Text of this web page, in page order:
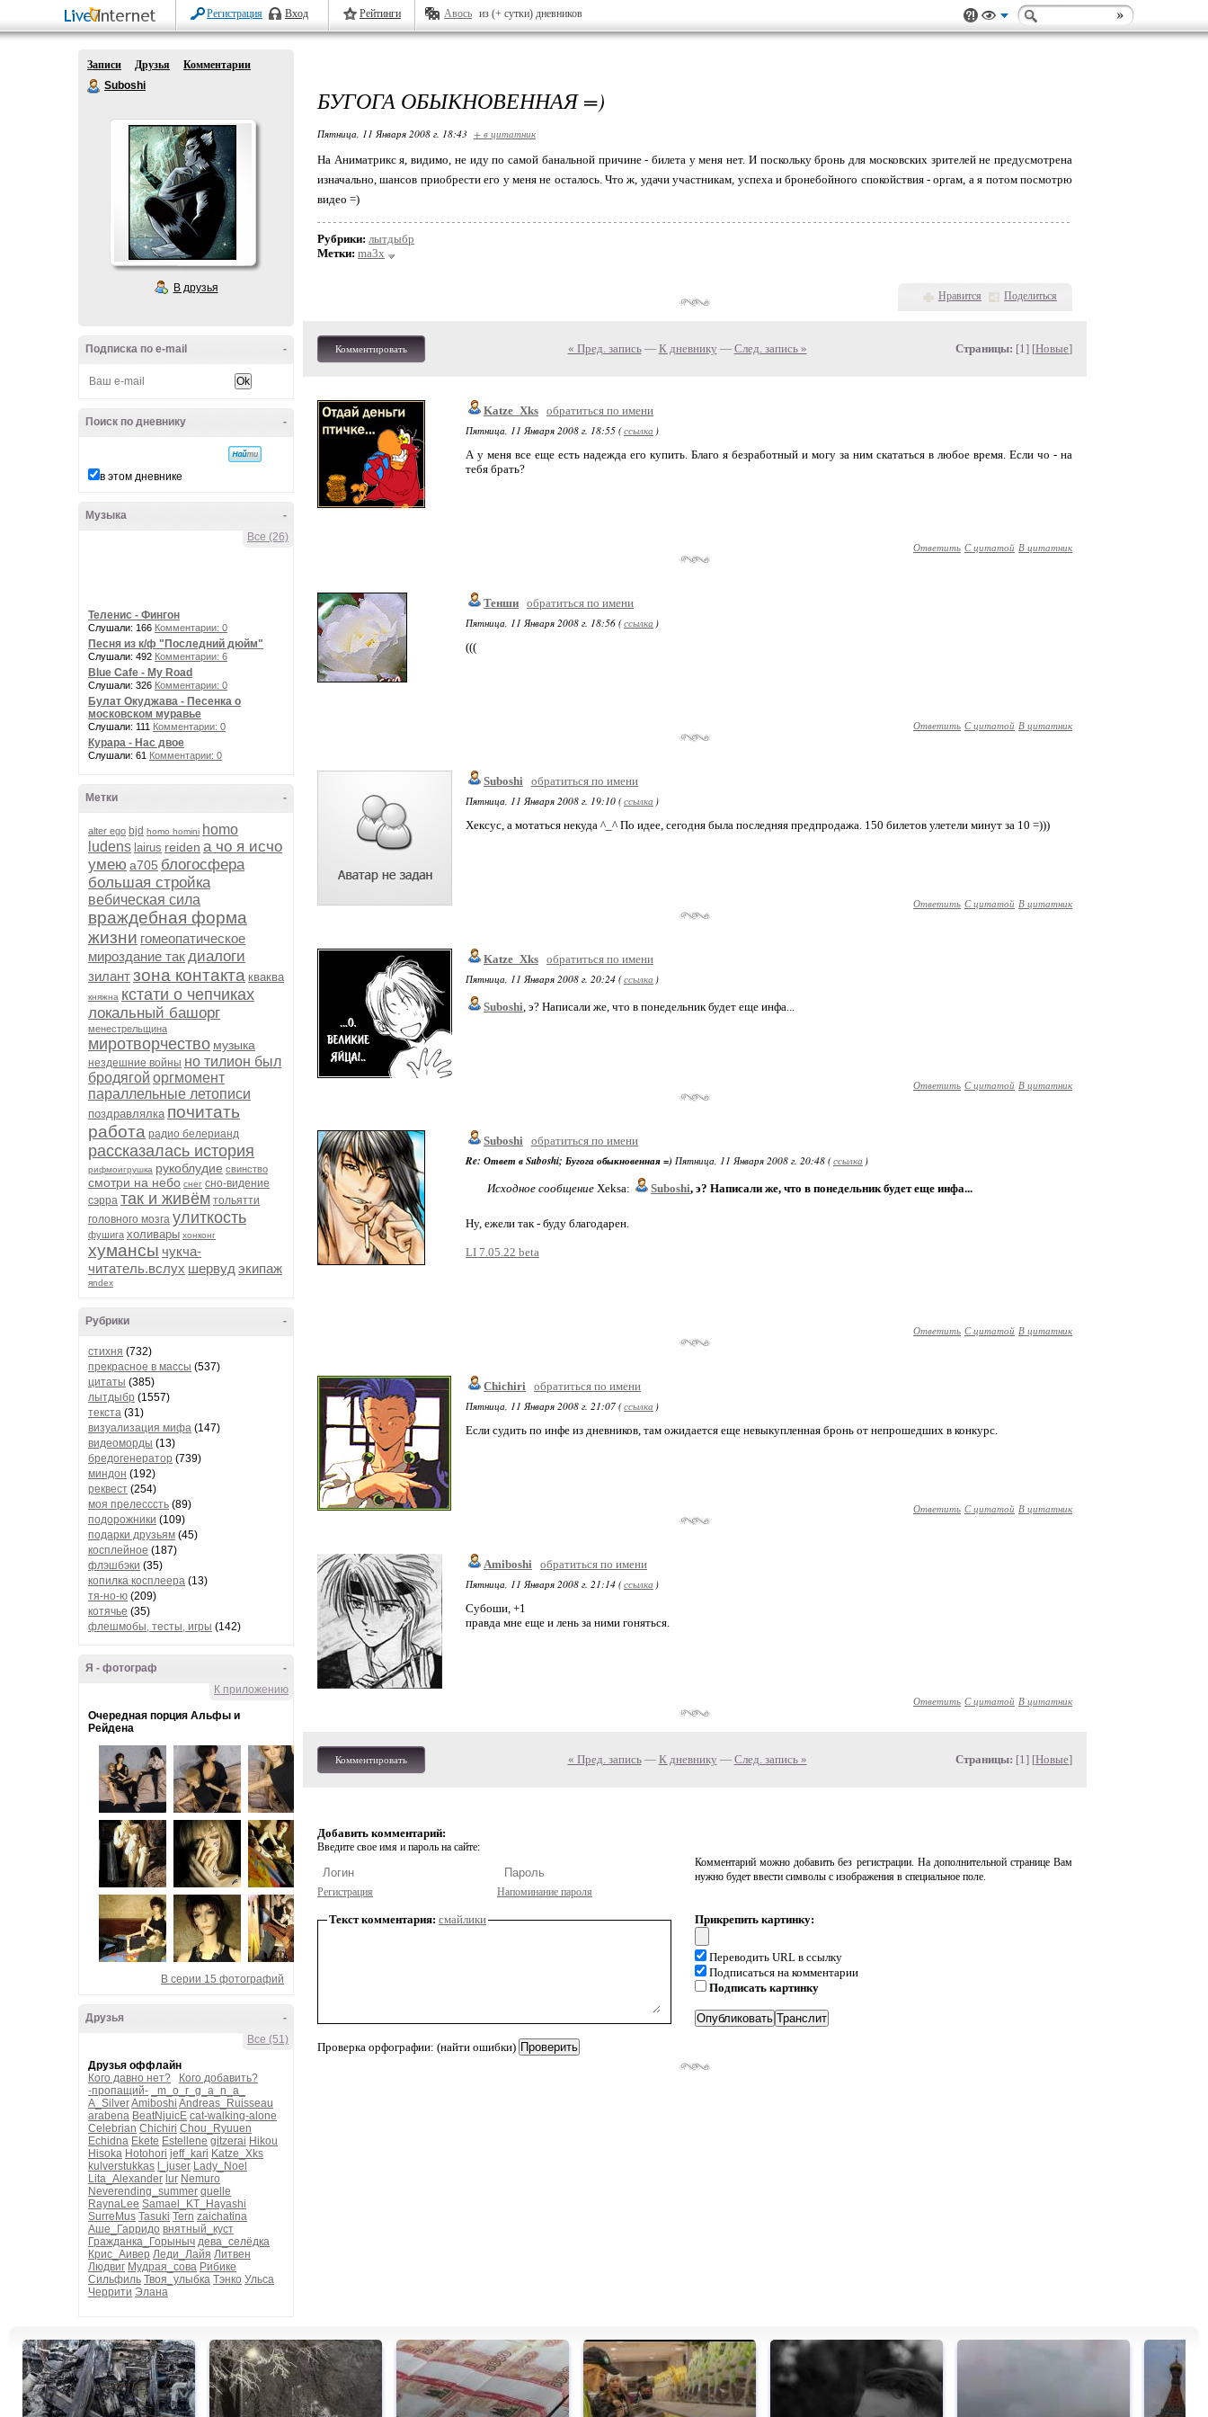
Регистрация Вход Рейтинги Авось из (+ сутки) дневников
Записи Друзья
Комментарии
Suboshi
В друзья
-
Подписка по e-mail
-
Поиск по дневнику
в этом дневнике
-
Музыка
Все (26)
Теленис - Фингон
Слушали: 166 Комментарии: 0
Песня из к/ф "Последний дюйм"
Слушали: 492 Комментарии: 6
Blue Cafe - My Road
Слушали: 326 Комментарии: 0
Булат Окуджава - Песенка о
московском муравье
Слушали: 111 Комментарии: 0
Курара - Нас двое
Слушали: 61 Комментарии: 0
-
Метки
alter ego bjd homo homini homo
ludens lairus reiden а чо я исчо
умею а705 блогосфера
большая стройка
вебическая сила
враждебная форма
жизни гомеопатическое
мироздание такдиалоги
зилантзона контакта кваква
княжна кстати о чепчиках
локальный башорг
менестрельщина
миротворчество музыка
нездешние войны но тилион был
бродягой оргмомент
параллельные летописи
поздравлялка почитать
работа радио белерианд
рассказалась история
рифмоигрушка рукоблудие свинство
смотри на небо снег сно-видение
сэрра так и живём тольятти
головного мозга улиткость
фушига холивары хонконг
хумансы чукча-
читатель.вслух шервуд экипаж
яndex
-
Рубрики
стихня (732)
прекрасное в массы (537)
цитаты (385)
лытдыбр (1557)
текста (31)
визуализация мифа (147)
видеоморды (13)
бредогенератор (739)
миндон (192)
реквест (254)
моя прелесссть (89)
подорожники (109)
подарки друзьям (45)
косплейное (187)
флэшбэки (35)
копилка косплеера (13)
тя-но-ю (209)
котячье (35)
флешмобы, тесты, игры (142)
-
Я - фотограф
К приложению
Очередная порция Альфы и
Рейдена
В серии 15 фотографий
-
Друзья
Все (51)
Друзья оффлайн
Кого давно нет?
Кого добавить?
-пропащий-
_m_o_r_g_a_n_a_
A_SilverAmiboshi Andreas_Ruisseau
arabena BeatNjuicE cat-walking-alone
Celebrian Chichiri Chou_Ryuuen
Echidna Ekete Estellene gitzerai Hikou
Hisoka Hotohori jeff_kari Katze_Xks
kulverstukkas
l_juser Lady_Noel
Lita_Alexander lur Nemuro
Neverending_summer quelle
RaynaLee Samael_KT_Hayashi
SurreMus Tasuki Tern zaichatina
Аше_Гарридо внятный_куст
Гражданка_Горыныч дева_селёдка
Крис_Аивер Леди_Лайя Литвен
Людвиг Мудрая_сова Рибике
Сильфиль Твоя_улыбка Тэнко Ульса
Черрити Элана
БУГОГА ОБЫКНОВЕННАЯ =)
Пятница, 11 Января 2008 г. 18:43 + в цитатник
На Аниматрикс я, видимо, не иду по самой банальной причине - билета у меня нет. И поскольку бронь для московских зрителей не предусмотрена
изначально, шансов приобрести его у меня не осталось. Что ж, удачи участникам, успеха и бронебойного спокойствия - оргам, а я потом посмотрю
видео =)
Рубрики: лытдыбр
Метки: ma3x
Нравится Поделиться
Комментировать « Пред. запись— К дневнику — След. запись » Страницы: [1] [Новые]
Katze_Xks обратиться по имени
Пятница, 11 Января 2008 г. 18:55 (ссылка )
А у меня все еще есть надежда его купить. Благо я безработный и могу за ним скататься в любое время. Если чо - на
тебя брать?
Ответить С цитатой В цитатник
Тенши обратиться по имени
Пятница, 11 Января 2008 г. 18:56 (ссылка )
(((
Ответить С цитатой В цитатник
Suboshi обратиться по имени
Пятница, 11 Января 2008 г. 19:10 (ссылка )
Хексус, а мотаться некуда ^_^ По идее, сегодня была последняя предпродажа. 150 билетов улетели минут за 10 =)))
Ответить С цитатой В цитатник
Katze_Xks обратиться по имени
Пятница, 11 Января 2008 г. 20:24 (ссылка )
Suboshi, э? Написали же, что в понедельник будет еще инфа...
Ответить С цитатой В цитатник
Suboshi обратиться по имени
Re: Ответ в Suboshi; Бугога обыкновенная =) Пятница, 11 Января 2008 г. 20:48 (ссылка )
Исходное сообщение Xeksa: Suboshi, э? Написали же, что в понедельник будет еще инфа...
Ну, ежели так - буду благодарен.
LI 7.05.22 beta
Ответить С цитатой В цитатник
Chichiri обратиться по имени
Пятница, 11 Января 2008 г. 21:07 (ссылка )
Если судить по инфе из дневников, там ожидается еще невыкупленная бронь от непрошедших в конкурс.
Ответить С цитатой В цитатник
Amiboshi обратиться по имени
Пятница, 11 Января 2008 г. 21:14 (ссылка )
Субоши, +1
правда мне еще и лень за ними гоняться.
Ответить С цитатой В цитатник
Комментировать « Пред. запись— К дневнику — След. запись » Страницы: [1] [Новые]
Добавить комментарий:
Введите свое имя и пароль на сайте:
Регистрация Напоминание пароля
Комментарий можно добавить без регистрации. На дополнительной странице Вам
нужно будет ввести символы с изображения в специальное поле.
Текст комментария: смайлики
Проверка орфографии: (найти ошибки)
Прикрепить картинку:
Переводить URL в ссылку
Подписаться на комментарии
Подписать картинку